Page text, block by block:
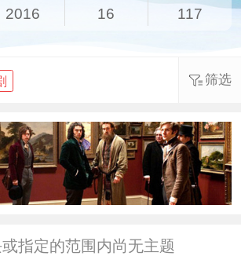
2016 16 117
筛选
指定的范围内尚无主题